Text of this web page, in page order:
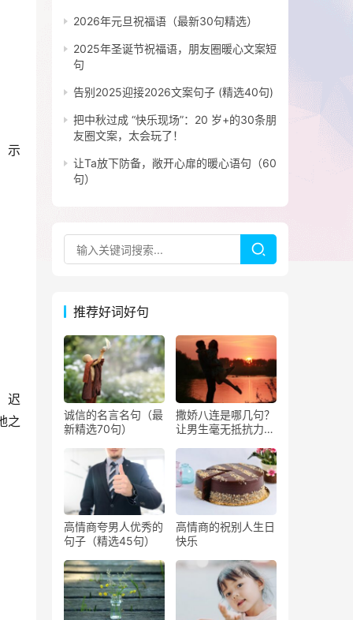
示
迟
之
2026年元旦祝福语（最新30句精选）
2025年圣诞节祝福语，朋友圈暖心文案短
句
告别2025迎接2026文案句子 (精选40句)
把中秋过成 “快乐现场”：20 岁+的30条朋
友圈文案，太会玩了！
让Ta放下防备，敞开心扉的暖心语句（60
句）
推荐好词好句
诚信的名言名句（最
新精选70句）
撒娇八连是哪几句？
让男生毫无抵抗力撒
高情商夸男人优秀的
句子（精选45句）
高情商的祝别人生日
快乐